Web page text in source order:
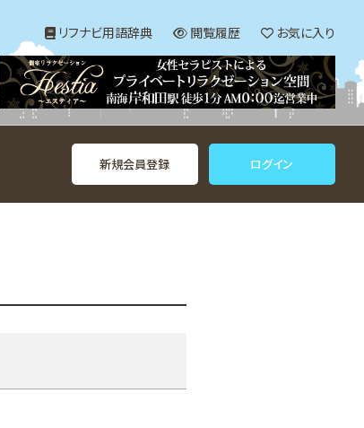
リフナビ用語辞典 閲覧履歴 お気に入り
新規会員登録 ログイン